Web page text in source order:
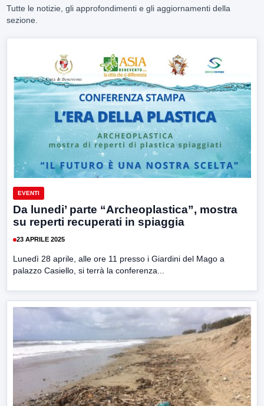
Tutte le notizie, gli approfondimenti e gli aggiornamenti della
sezione.
EVENTI
Da lunedi’ parte “Archeoplastica”, mostra
su reperti recuperati in spiaggia
23 APRILE 2025
Lunedì 28 aprile, alle ore 11 presso i Giardini del Mago a
palazzo Casiello, si terrà la conferenza...